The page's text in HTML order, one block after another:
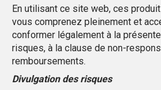
En utilisant ce site web, ces
vous comprenez pleinement et
conformer légalement à la
risques, à la clause de non-
remboursements.
Divulgation des risques